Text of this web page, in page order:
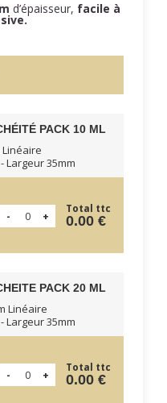
d’épaisseur, facile à
PACK 10 ML
Linéaire
Largeur 35mm
Total ttc
0.00 €
PACK 20 ML
Linéaire
Largeur 35mm
Total ttc
0.00 €